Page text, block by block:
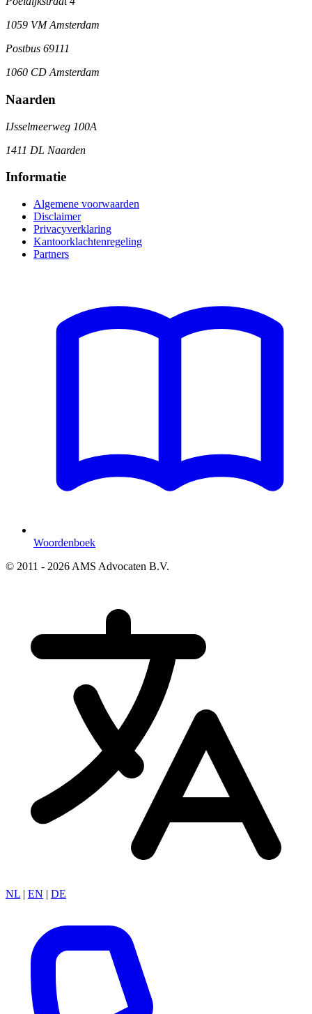
1059 VM Amsterdam
Postbus 69111
1060 CD Amsterdam
Naarden
IJsselmeerweg 100A
1411 DL Naarden
Informatie
Algemene voorwaarden
Disclaimer
Privacyverklaring
Kantoorklachtenregeling
Partners
Woordenboek
© 2011 - 2026 AMS Advocaten B.V.
NL | EN | DE